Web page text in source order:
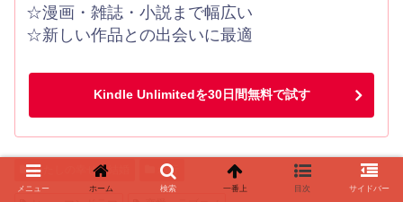
☆漫画・雑誌・小説まで幅広い
☆新しい作品との出会いに最適
Kindle Unlimitedを30日間無料で試す
わたしの幸せな結婚 わ行
メニュー ホーム 検索 一番上 目次 サイドバー